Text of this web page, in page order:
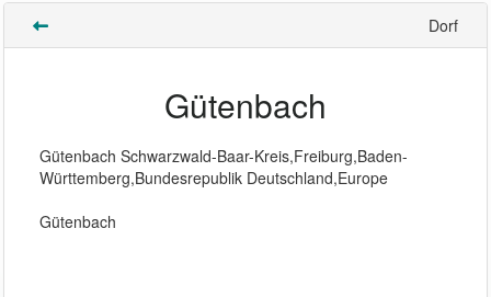
Dorf
Gütenbach
Gütenbach Schwarzwald-Baar-Kreis,Freiburg,Baden-
Württemberg,Bundesrepublik Deutschland,Europe
Gütenbach